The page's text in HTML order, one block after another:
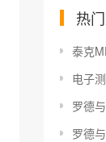
热
泰克
电子
罗德与
罗德与施